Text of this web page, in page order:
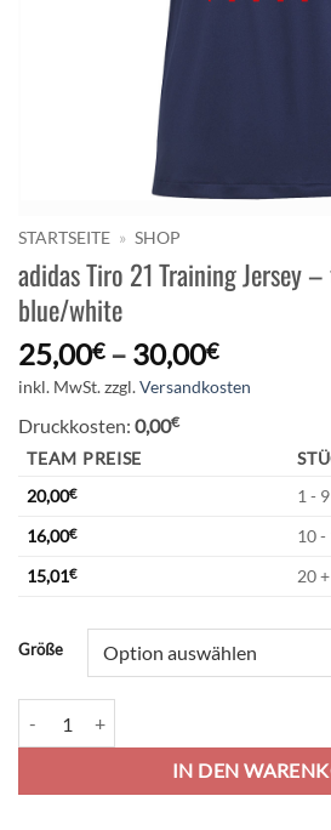
STARTSEITE » SHOP
adidas Tiro 21 Training Jersey
blue/white
25,00€– 30,00€
inkl. MwSt.zzgl.Versandkosten
Druckkosten: 0,00€
TEAM PREISE
20,00€
1 - 9
16,00€
10 -
15,01€ 20 +
Größe
IN DEN
Alternative: